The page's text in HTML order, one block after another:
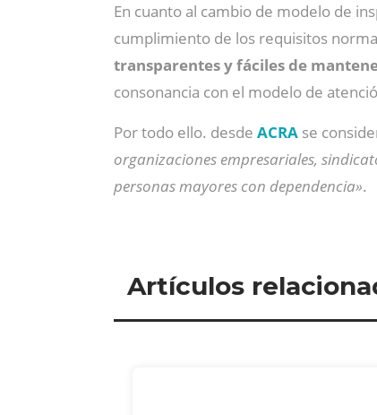
En cuanto al cambio de modelo de
cumplimiento de los requisitos
transparentes y fáciles de
consonancia con el modelo de
Por todo ello. desde ACRA se
organizaciones empresariales,
personas mayores con dependencia».
Artículos